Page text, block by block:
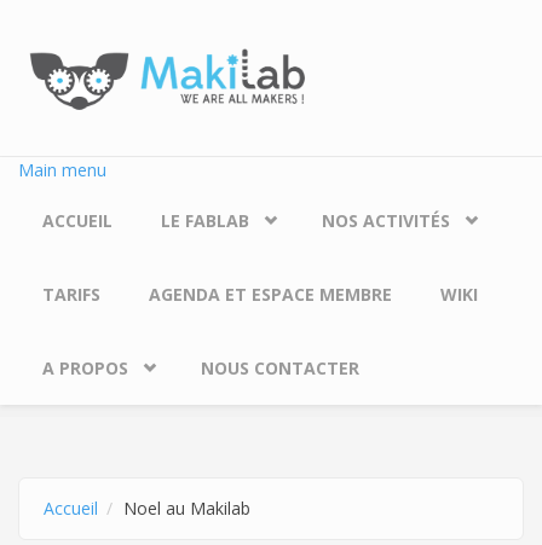
Main menu
ACCUEIL LE FABLAB NOS ACTIVITÉS
TARIFS AGENDA ET ESPACE MEMBRE WIKI
A PROPOS NOUS CONTACTER
Accueil Noel au Makilab